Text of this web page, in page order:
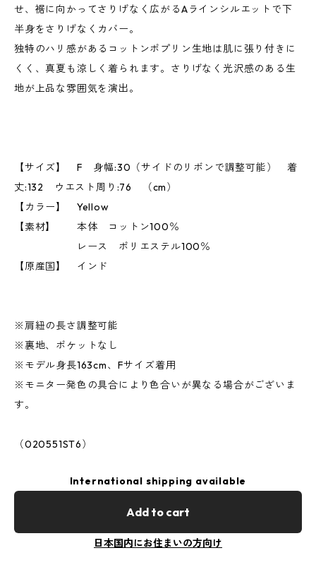
せ、裾に向かってさりげなく広がるAラインシルエットで下
半身をさりげなくカバー。
独特のハリ感があるコットンポプリン生地は肌に張り付きに
くく、真夏も涼しく着られます。さりげなく光沢感のある生
地が上品な雰囲気を演出。
【サイズ】 F 身幅:30（サイドのリボンで調整可能） 着
丈:132 ウエスト周り:76 （cm）
【カラー】 Yellow
【素材】 本体 コットン100％
レース ポリエステル100％
【原産国】 インド
※肩紐の長さ調整可能
※裏地、ポケットなし
※モデル身長163cm、Fサイズ着用
※モニター発色の具合により色合いが異なる場合がございま
す。
（020551ST6）
International shipping available
Add to cart
日本国内にお住まいの方向け